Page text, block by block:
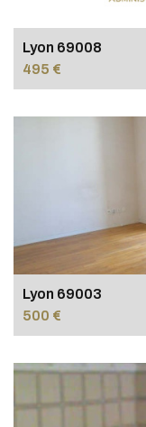
Lyon 69008
495 €
Lyon 69003
500 €